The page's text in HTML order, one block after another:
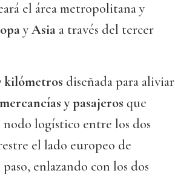
el área metropolitana y
yAsia a través del tercer
kilómetros diseñada para aliviar
y pasajeros que
logístico entre los dos
el lado europeo de
enlazando con los dos